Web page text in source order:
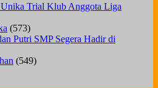
Trial Klub Anggota Liga
(573)
Putri SMP Segera Hadir di
(549)